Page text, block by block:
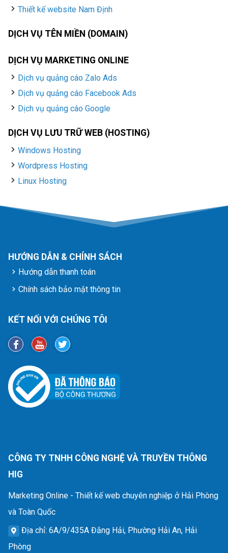
Thiết kế website Nam Định
DỊCH VỤ TÊN MIỀN (DOMAIN)
DỊCH VỤ MARKETING ONLINE
Dịch vụ quảng cáo Zalo Ads
Dịch vụ quảng cáo Facebook Ads
Dịch vụ quảng cáo Google
DỊCH VỤ LƯU TRỮ WEB (HOSTING)
Windows Hosting
Wordpress Hosting
Linux Hosting
HƯỚNG DẪN & CHÍNH SÁCH
Hướng dẫn thanh toán
Chính sách bảo mật thông tin
KẾT NỐI VỚI CHÚNG TÔI
CÔNG TY TNHH CÔNG NGHỆ VÀ TRUYỀN THÔNG
HIG
Marketing Online - Thiết kế web chuyên nghiệp ở Hải Phòng
và Toàn Quốc
Địa chỉ: 6A/9/435A Đằng Hải, Phường Hải An, Hải
Phòng